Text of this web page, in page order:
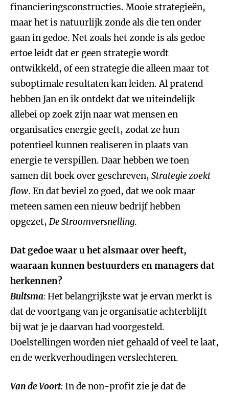
financieringsconstructies. Mooie strategieën,
maar het is natuurlijk zonde als die ten onder
gaan in gedoe. Net zoals het zonde is als gedoe
ertoe leidt dat er geen strategie wordt
ontwikkeld, of een strategie die alleen maar tot
suboptimale resultaten kan leiden. Al pratend
hebben Jan en ik ontdekt dat we uiteindelijk
allebei op zoek zijn naar wat mensen en
organisaties energie geeft, zodat ze hun
potentieel kunnen realiseren in plaats van
energie te verspillen. Daar hebben we toen
samen dit boek over geschreven, Strategie zoekt
flow. En dat beviel zo goed, dat we ook maar
meteen samen een nieuw bedrijf hebben
opgezet, De Stroomversnelling.
Dat gedoe waar u het alsmaar over heeft,
waaraan kunnen bestuurders en managers dat
herkennen?
Bultsma:Het belangrijkste wat je ervan merkt is
dat de voortgang van je organisatie achterblijft
bij wat je je daarvan had voorgesteld.
Doelstellingen worden niet gehaald of veel te laat,
en de werkverhoudingen verslechteren.
Van de Voort:In de non-profit zie je dat de